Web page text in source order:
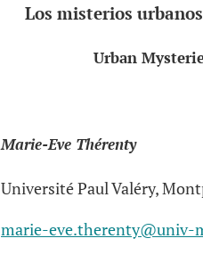
Los misterios
Urban
Marie-Eve Thérenty
Université Paul Valéry,
marie-eve.therenty@univ-